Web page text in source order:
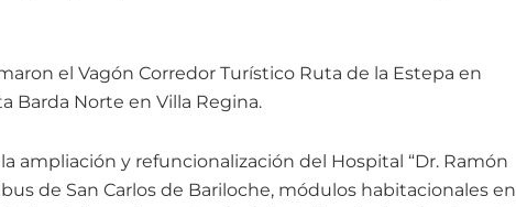
el Vagón Corredor Turístico Ruta de la Estepa en
Barda Norte en Villa Regina.
ampliación y refuncionalización del Hospital “Dr. Ramón
de San Carlos de Bariloche, módulos habitacionales en